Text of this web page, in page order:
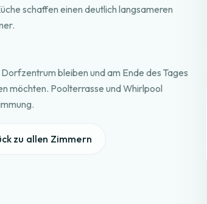
schaffen einen deutlich langsameren
bleiben und am Ende des Tages
möchten. Poolterrasse und Whirlpool
zu allen Zimmern